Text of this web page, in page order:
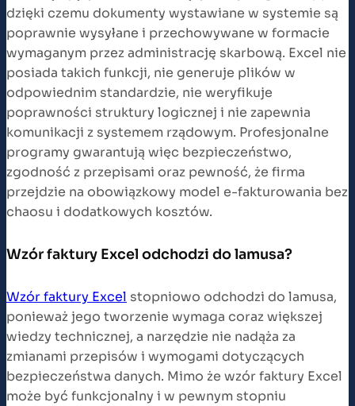
dzięki czemu dokumenty wystawiane w systemie są
poprawnie wysyłane i przechowywane w formacie
wymaganym przez administrację skarbową. Excel nie
posiada takich funkcji, nie generuje plików w
odpowiednim standardzie, nie weryfikuje
poprawności struktury logicznej i nie zapewnia
komunikacji z systemem rządowym. Profesjonalne
programy gwarantują więc bezpieczeństwo,
zgodność z przepisami oraz pewność, że firma
przejdzie na obowiązkowy model e-fakturowania bez
chaosu i dodatkowych kosztów.
Wzór faktury Excel odchodzi do lamusa?
Wzór faktury Excel stopniowo odchodzi do lamusa,
ponieważ jego tworzenie wymaga coraz większej
wiedzy technicznej, a narzędzie nie nadąża za
zmianami przepisów i wymogami dotyczących
bezpieczeństwa danych. Mimo że wzór faktury Excel
może być funkcjonalny i w pewnym stopniu